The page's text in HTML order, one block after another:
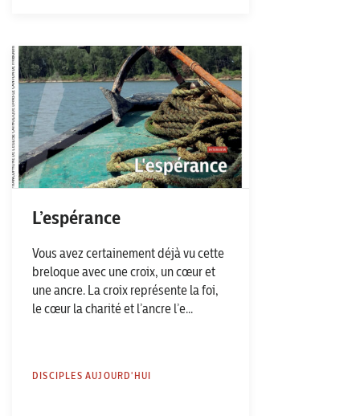
L’espérance
Vous avez certainement déjà vu cette
breloque avec une croix, un cœur et
une ancre. La croix représente la foi,
le cœur la charité et l’ancre l’e...
DISCIPLES AUJOURD'HUI